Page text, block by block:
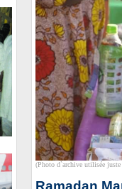
(Photo d`archive utilisée
Ramadan